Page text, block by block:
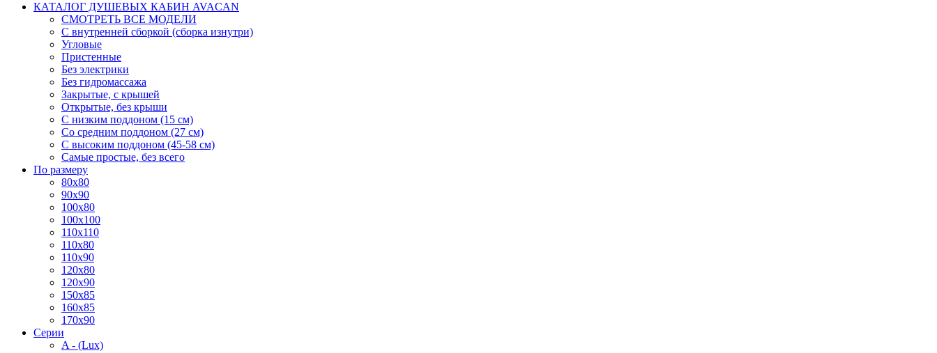
КАТАЛОГ ДУШЕВЫХ КАБИН AVACAN
СМОТРЕТЬ ВСЕ МОДЕЛИ
С внутренней сборкой (сборка изнутри)
Угловые
Пристенные
Без электрики
Без гидромассажа
Закрытые, с крышей
Открытые, без крыши
С низким поддоном (15 см)
Со средним поддоном (27 см)
С высоким поддоном (45-58 см)
Самые простые, без всего
По размеру
80x80
90x90
100x80
100x100
110x110
110x80
110x90
120x80
120x90
150x85
160x85
170x90
Серии
A - (Lux)